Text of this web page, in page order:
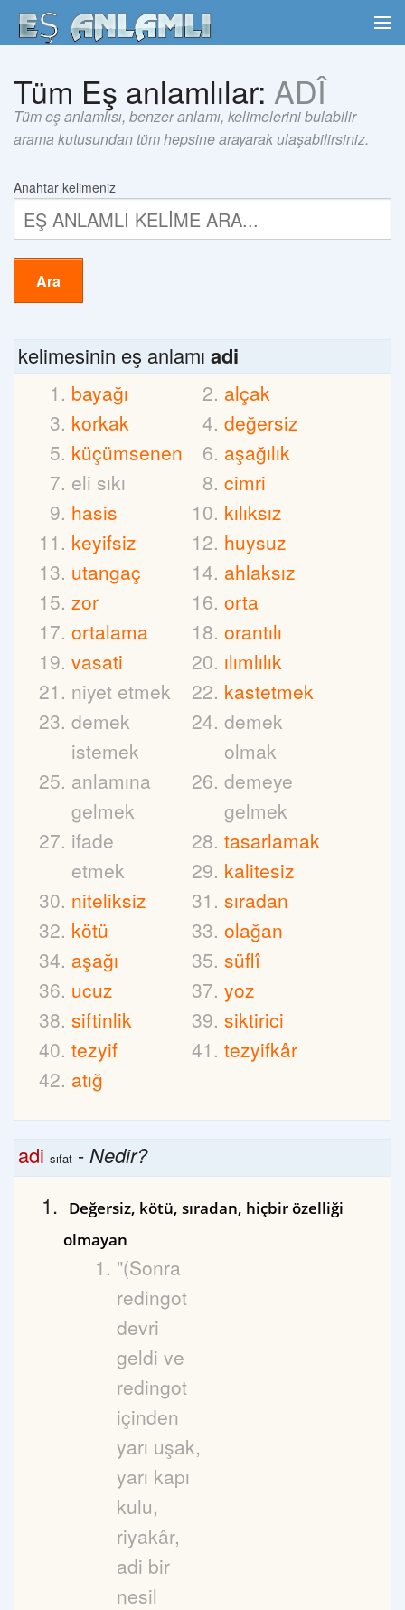
Tüm Eş anlamlılar: ADÎ
Tüm eş anlamlısı, benzer anlamı, kelimelerini bulabilir
arama kutusundan tüm hepsine arayarak ulaşabilirsiniz.
Anahtar kelimeniz
Ara
kelimesinin eş anlamı adi
bayağı
alçak
korkak
değersiz
küçümsenen
aşağılık
eli sıkı
cimri
hasis
kılıksız
keyifsiz
huysuz
utangaç
ahlaksız
zor
orta
ortalama
orantılı
vasati
ılımlılık
niyet etmek
kastetmek
demek
istemek
demek
olmak
anlamına
gelmek
demeye
gelmek
ifade
etmek
tasarlamak
kalitesiz
niteliksiz
sıradan
kötü
olağan
aşağı
süflî
ucuz
yoz
siftinlik
siktirici
tezyif
tezyifkâr
atığ
adi sıfat -Nedir?
Değersiz, kötü, sıradan, hiçbir özelliği
olmayan
"(Sonra
redingot
devri
geldi ve
redingot
içinden
yarı uşak,
yarı kapı
kulu,
riyakâr,
adi bir
nesil